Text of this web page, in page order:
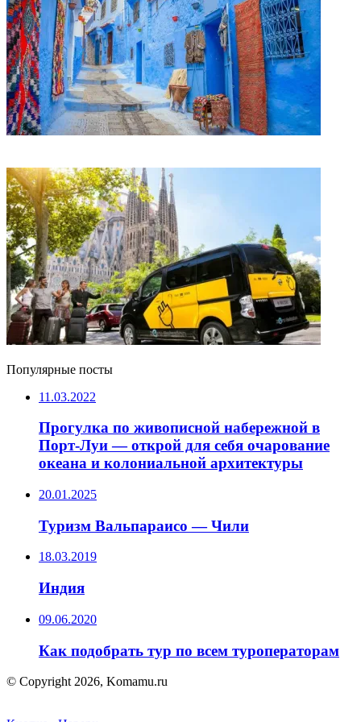
Популярные посты
11.03.2022
Прогулка по живописной набережной в
Порт-Луи — открой для себя очарование
океана и колониальной архитектуры
20.01.2025
Туризм Вальпараисо — Чили
18.03.2019
Индия
09.06.2020
Как подобрать тур по всем туроператорам
© Copyright 2026, Komamu.ru